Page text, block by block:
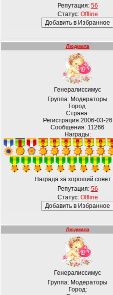
Репутация: 56
Статус: Offline
Людмила
Генералиссимус
Группа: Модераторы
Город:
Страна:
Регистрация:2006-03-26
Сообщения: 11266
Награды:
Награда за хороший совет:
Репутация: 56
Статус: Offline
Людмила
Генералиссимус
Группа: Модераторы
Город: